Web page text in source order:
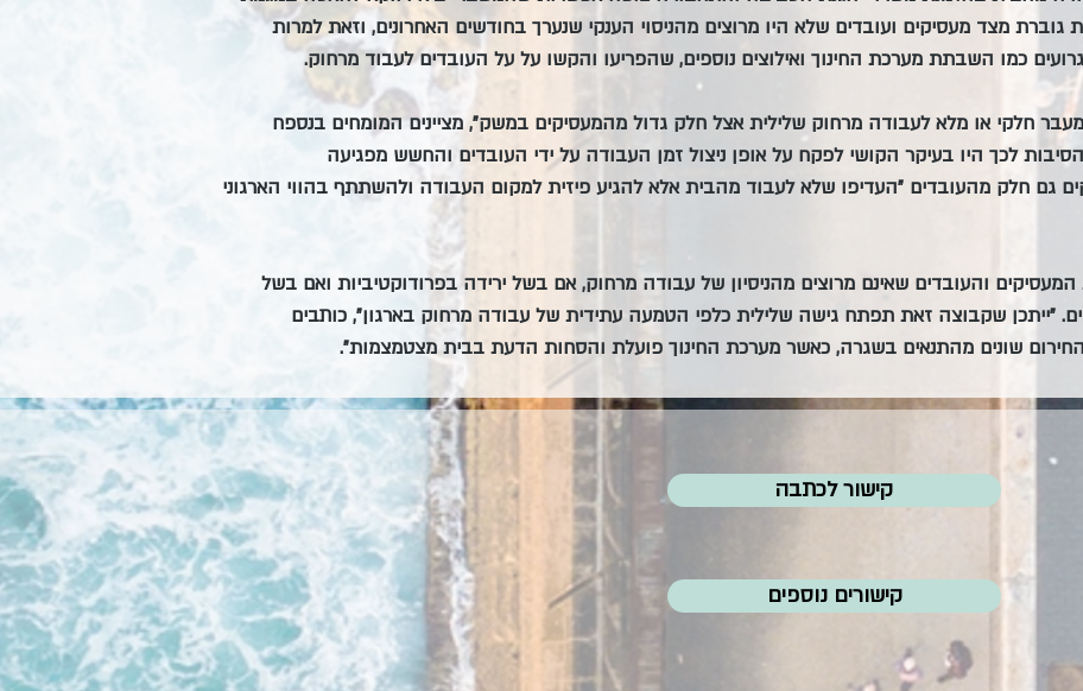
מצד מעסיקים ועובדים שלא היו מרוצים מהניסוי הענקי שנערך בחודשים האחרונים, וזאת למרות
כמו השבתת מערכת החינוך ואילוצים נוספים, שהפריעו והקשו על על העובדים לעבוד מרחוק.
חלקי או מלא לעבודה מרחוק שלילית אצל חלק גדול מהמעסיקים במשק", מציינים המומחים בנספח
לכך היו בעיקר הקושי לפקח על אופן ניצול זמן העבודה על ידי העובדים והחשש מפגיעה
גם חלק מהעובדים "העדיפו שלא לעבוד מהבית אלא להגיע פיזית למקום העבודה ולהשתתף בהווי הארגוני
והעובדים שאינם מרוצים מהניסיון של עבודה מרחוק, אם בשל ירידה בפרודוקטיביות ואם בשל
"ייתכן שקבוצה זאת תפתח גישה שלילית כלפי הטמעה עתידית של עבודה מרחוק בארגון", כותבים
שונים מהתנאים בשגרה, כאשר מערכת החינוך פועלת והסחות הדעת בבית מצטמצמות".
קישור לכתבה
קישורים נוספים